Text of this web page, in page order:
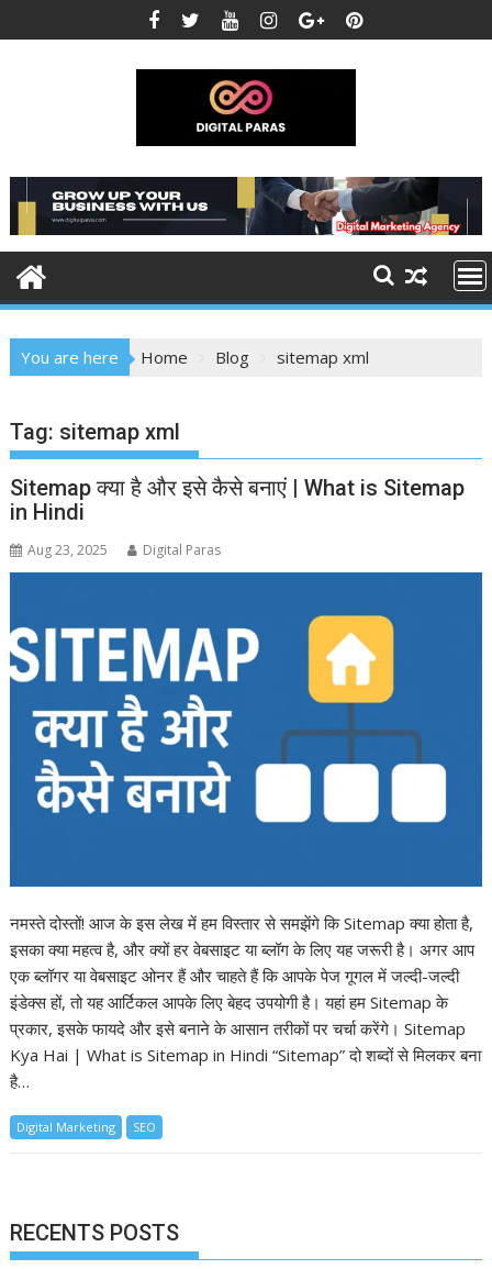
to
You are here Home Blog sitemap xml
Tag: sitemap xml
Sitemap क्या है और इसे कैसे बनाएं | What is Sitemap
in Hindi
Aug 23, 2025 Digital Paras
नमस्ते दोस्तों! आज के इस लेख में हम विस्तार से समझेंगे कि Sitemap क्या होता है,
इसका क्या महत्व है, और क्यों हर वेबसाइट या ब्लॉग के लिए यह जरूरी है। अगर आप
एक ब्लॉगर या वेबसाइट ओनर हैं और चाहते हैं कि आपके पेज गूगल में जल्दी-जल्दी
इंडेक्स हों, तो यह आर्टिकल आपके लिए बेहद उपयोगी है। यहां हम Sitemap के
प्रकार, इसके फायदे और इसे बनाने के आसान तरीकों पर चर्चा करेंगे। Sitemap
Kya Hai | What is Sitemap in Hindi “Sitemap” दो शब्दों से मिलकर बना
है…
Digital Marketing SEO
RECENTS POSTS